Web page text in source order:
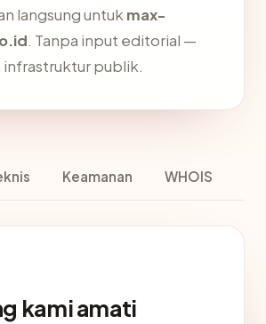
langsung untukmax-
. Tanpa input editorial —
infrastruktur publik.
Keamanan WHOIS
kami amati